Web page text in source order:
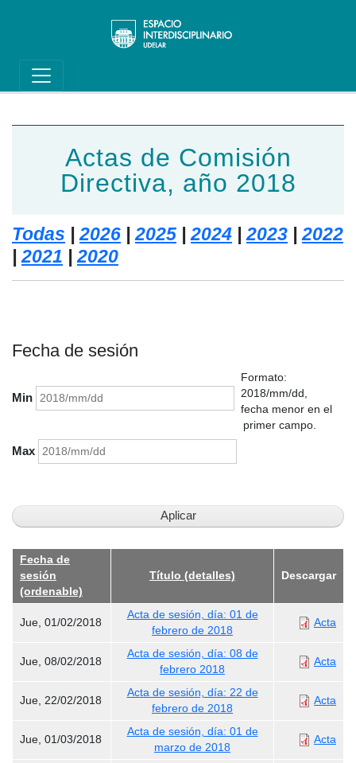
Main navigation
Actas de Comisión
Directiva, año 2018
Todas | 2026 | 2025 | 2024 | 2023 | 2022
| 2021 | 2020
Fecha de sesión
Min
Max
Formato:
2018/mm/dd,
fecha menor en el
primer campo.
Fecha de
sesión
(ordenable)
Título (detalles) Descargar
Jue, 01/02/2018
Acta de sesión, día: 01 de
febrero de 2018
Acta
Jue, 08/02/2018
Acta de sesión, día: 08 de
febrero 2018
Acta
Jue, 22/02/2018
Acta de sesión, día: 22 de
febrero de 2018
Acta
Jue, 01/03/2018
Acta de sesión, día: 01 de
marzo de 2018
Acta